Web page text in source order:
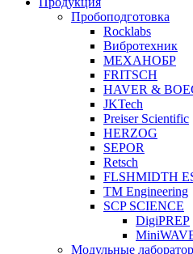
Пробоподготовка
Rocklabs
Вибротехник
МЕХАНОБР
FRITSCH
HAVER &
JKTech
Preiser Scientific
HERZOG
SEPOR
Retsch
FLSHMIDTH
TM Engineering
SCP SCIENCE
DigiPREP
Модульные